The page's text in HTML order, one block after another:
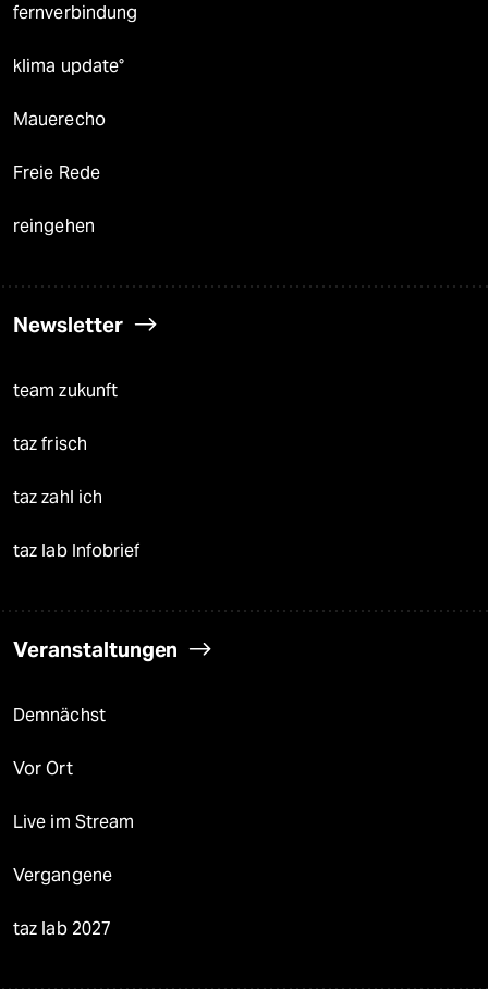
fernverbindung
klima update°
Mauerecho
Freie Rede
reingehen
Newsletter
team zukunft
taz frisch
taz zahl ich
taz lab Infobrief
Veranstaltungen
Demnächst
Vor Ort
Live im Stream
Vergangene
taz lab 2027